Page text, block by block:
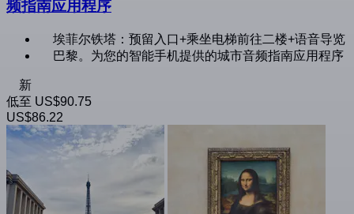
频指南应用程序
埃菲尔铁塔：预留入口+乘坐电梯前往二楼+语音导览
巴黎。为您的智能手机提供的城市音频指南应用程序
新
低至 US$90.75
US$86.22